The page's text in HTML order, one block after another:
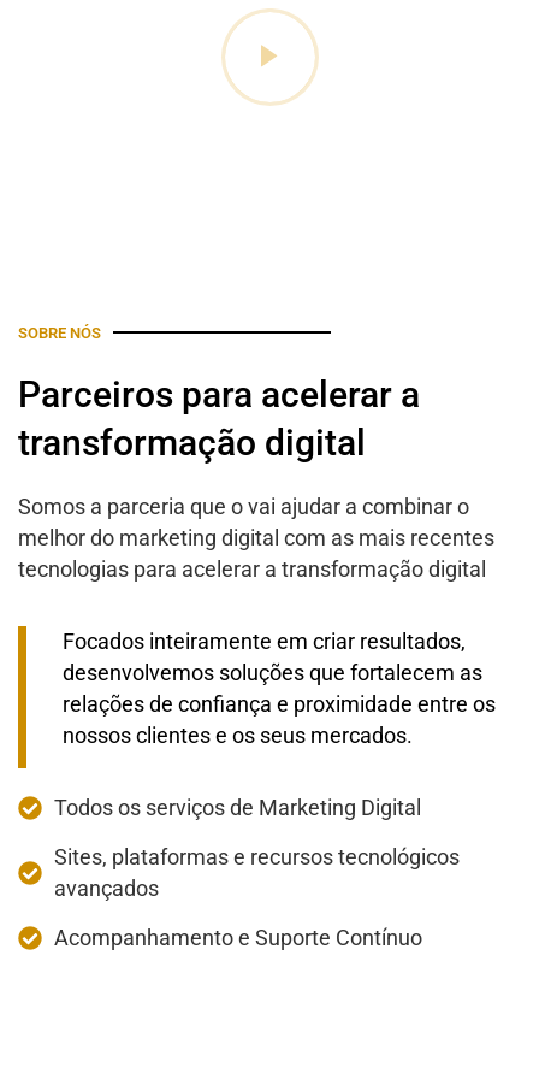
SOBRE NÓS
Parceiros para acelerar a
transformação digital
Somos a parceria que o vai ajudar a combinar o
melhor do marketing digital com as mais recentes
tecnologias para acelerar a transformação digital
Focados inteiramente em criar resultados,
desenvolvemos soluções que fortalecem as
relações de confiança e proximidade entre os
nossos clientes e os seus mercados.
Todos os serviços de Marketing Digital
Sites, plataformas e recursos tecnológicos
avançados
Acompanhamento e Suporte Contínuo